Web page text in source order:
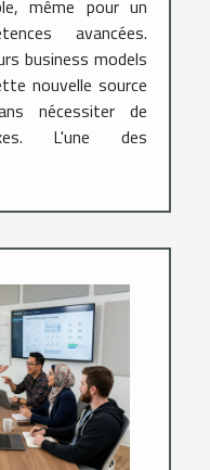
même pour un
avancées.
business models
nouvelle source
nécessiter de
L'une des